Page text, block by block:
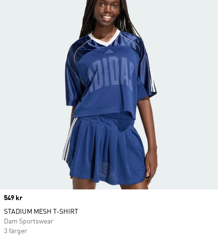
Price
549 kr
STADIUM MESH T-SHIRT
Dam Sportswear
3 färger